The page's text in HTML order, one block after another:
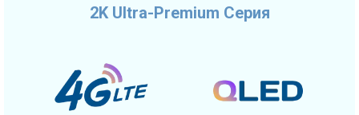
2K Ultra-Premium Серия